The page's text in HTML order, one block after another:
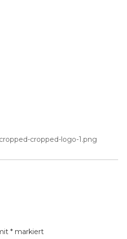
cropped-logo-1.png
* markiert